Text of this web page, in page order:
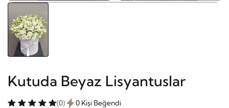
Kutuda Beyaz Lisyantuslar
(0) 0 Kişi Beğendi